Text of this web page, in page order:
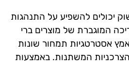
יכולים להשפיע על התנהגות
המוגברת של מוצרים ברי
אסטרטגיות תמחור שונות
המשתנות. באמצעות